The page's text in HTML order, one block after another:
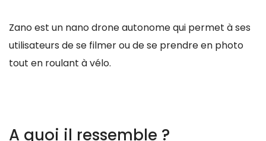
Zano est un nano drone autonome qui permet à ses
utilisateurs de se filmer ou de se prendre en photo
tout en roulant à vélo.
A quoi il ressemble ?